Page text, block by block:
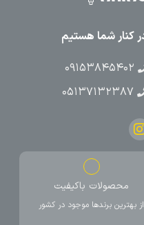
۰۹۱۵۳۸۴۵۴۰۲
۰۵۱۳۷۱۳۲۳۸۷
محصولات باکیفیت
از بهترین برندها موجود در کشور